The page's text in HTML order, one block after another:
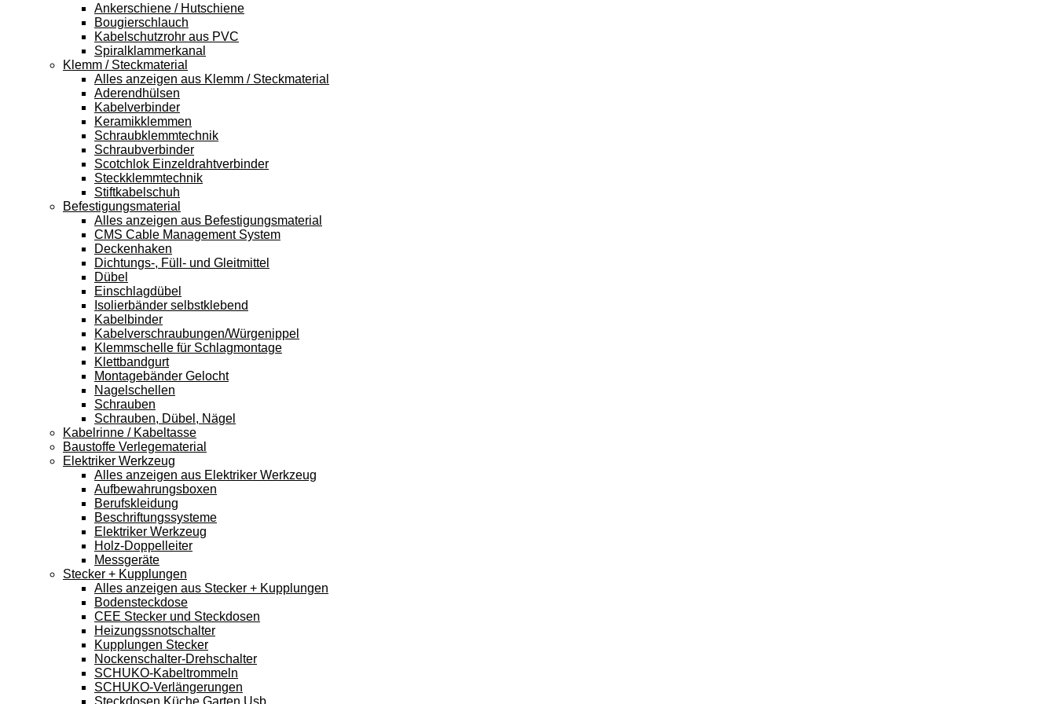
Ankerschiene / Hutschiene
Bougierschlauch
Kabelschutzrohr aus PVC
Spiralklammerkanal
Klemm / Steckmaterial
Alles anzeigen aus Klemm / Steckmaterial
Aderendhülsen
Kabelverbinder
Keramikklemmen
Schraubklemmtechnik
Schraubverbinder
Scotchlok Einzeldrahtverbinder
Steckklemmtechnik
Stiftkabelschuh
Befestigungsmaterial
Alles anzeigen aus Befestigungsmaterial
CMS Cable Management System
Deckenhaken
Dichtungs-, Füll- und Gleitmittel
Dübel
Einschlagdübel
Isolierbänder selbstklebend
Kabelbinder
Kabelverschraubungen/Würgenippel
Klemmschelle für Schlagmontage
Klettbandgurt
Montagebänder Gelocht
Nagelschellen
Schrauben
Schrauben, Dübel, Nägel
Kabelrinne / Kabeltasse
Baustoffe Verlegematerial
Elektriker Werkzeug
Alles anzeigen aus Elektriker Werkzeug
Aufbewahrungsboxen
Berufskleidung
Beschriftungssysteme
Elektriker Werkzeug
Holz-Doppelleiter
Messgeräte
Stecker + Kupplungen
Alles anzeigen aus Stecker + Kupplungen
Bodensteckdose
CEE Stecker und Steckdosen
Heizungssnotschalter
Kupplungen Stecker
Nockenschalter-Drehschalter
SCHUKO-Kabeltrommeln
SCHUKO-Verlängerungen
Steckdosen Küche Garten Usb